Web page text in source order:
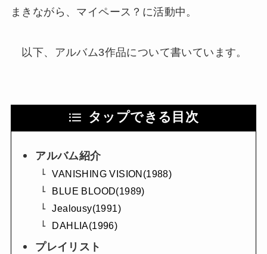
まきながら、マイペース？に活動中。
以下、アルバム3作品について書いています。
タップできる目次
アルバム紹介
VANISHING VISION(1988)
BLUE BLOOD(1989)
Jealousy(1991)
DAHLIA(1996)
プレイリスト